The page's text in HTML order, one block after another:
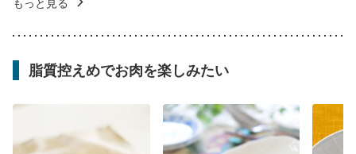
脂質控えめでお肉を楽しみたい